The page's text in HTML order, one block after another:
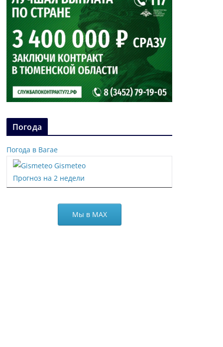
Погода
Погода в Вагае
Gismeteo
Прогноз на 2 недели
Мы в МАХ